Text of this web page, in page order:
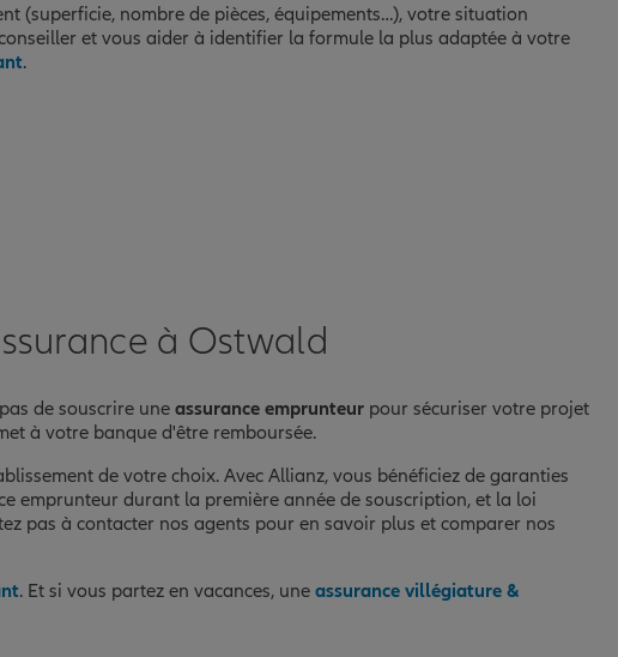
(superficie, nombre de pièces, équipements…), votre situation
et vous aider à identifier la formule la plus adaptée à votre
.
à Ostwald
de souscrire une assurance emprunteur pour sécuriser votre projet
à votre banque d'être remboursée.
de votre choix. Avec Allianz, vous bénéficiez de garanties
emprunteur durant la première année de souscription, et la loi
pas à contacter nos agents pour en savoir plus et comparer nos
. Et si vous partez en vacances, une assurance villégiature &